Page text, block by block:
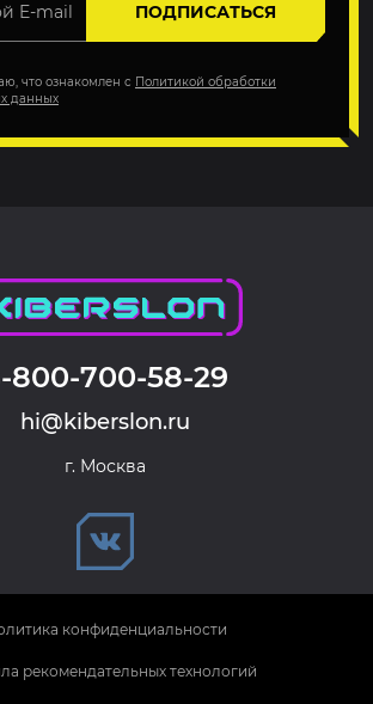
ПОДПИСАТЬСЯ
что ознакомлен с Политикой обработки
данных
800-700-58-29
hi@kiberslon.ru
г. Москва
конфиденциальности
рекомендательных технологий